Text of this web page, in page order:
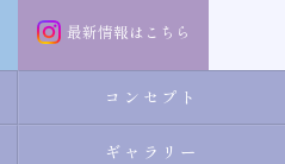
最新情報はこちら
コンセプト
ギャラリー